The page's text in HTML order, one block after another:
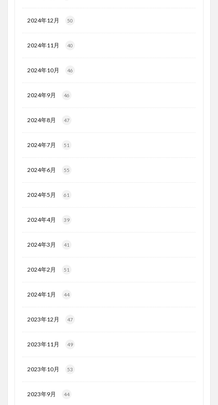
2024年12月 50
2024年11月 40
2024年10月 46
2024年9月 46
2024年8月 47
2024年7月 51
2024年6月 55
2024年5月 61
2024年4月 39
2024年3月 41
2024年2月 51
2024年1月 44
2023年12月 47
2023年11月 49
2023年10月 53
2023年9月 44